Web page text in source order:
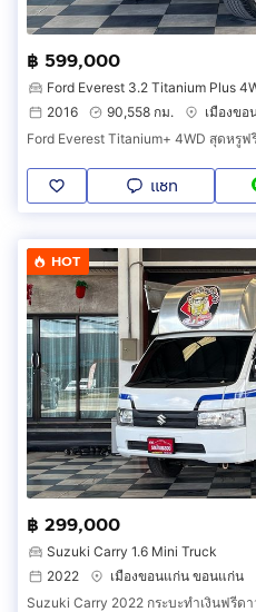
฿ 599,000
Ford Everest 3.2 Titanium Plus
2016
90,558 กม.
เมืองข
แชท
HOT
฿ 299,000
Suzuki Carry 1.6 Mini Truck
2022
เมืองขอนแก่น ขอนแก่น